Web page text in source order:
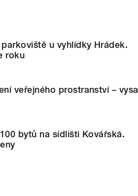
u vyhlídky Hrádek.
roku
veřejného prostranství –
bytů na sídlišti Kovářská.